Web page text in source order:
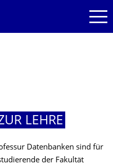
LEHRE
Datenbanken sind für
der Fakultät